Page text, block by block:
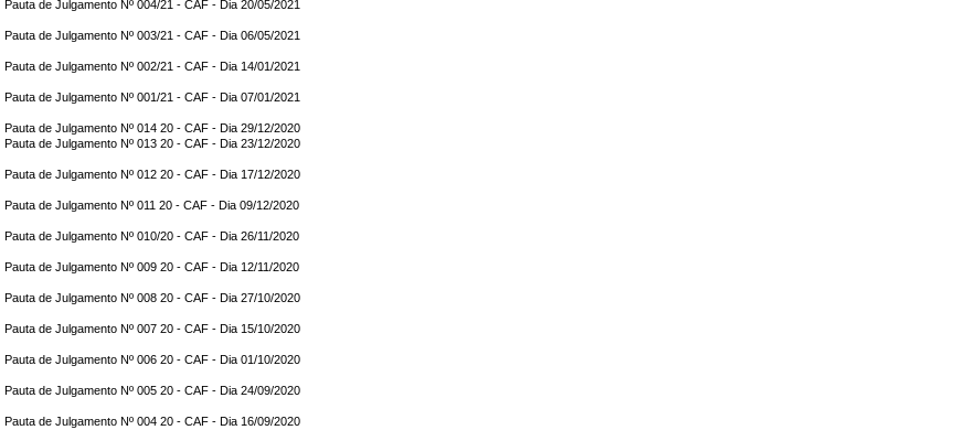
Pauta de Julgamento Nº 004/21 - CAF - Dia 20/05/2021
Pauta de Julgamento Nº 003/21 - CAF - Dia 06/05/2021
Pauta de Julgamento Nº 002/21 - CAF - Dia 14/01/2021
Pauta de Julgamento Nº 001/21 - CAF - Dia 07/01/2021
Pauta de Julgamento Nº 014 20 - CAF - Dia 29/12/2020
Pauta de Julgamento Nº 013 20 - CAF - Dia 23/12/2020
Pauta de Julgamento Nº 012 20 - CAF - Dia 17/12/2020
Pauta de Julgamento Nº 011 20 - CAF - Dia 09/12/2020
Pauta de Julgamento Nº 010/20 - CAF - Dia 26/11/2020
Pauta de Julgamento Nº 009 20 - CAF - Dia 12/11/2020
Pauta de Julgamento Nº 008 20 - CAF - Dia 27/10/2020
Pauta de Julgamento Nº 007 20 - CAF - Dia 15/10/2020
Pauta de Julgamento Nº 006 20 - CAF - Dia 01/10/2020
Pauta de Julgamento Nº 005 20 - CAF - Dia 24/09/2020
Pauta de Julgamento Nº 004 20 - CAF - Dia 16/09/2020